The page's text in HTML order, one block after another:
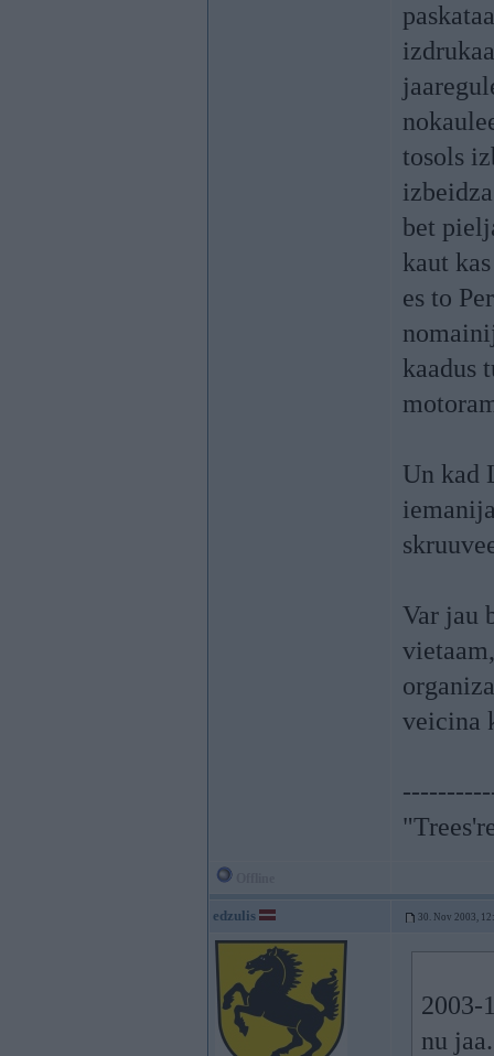
tosols
bet
kaut
es to
kaadus
Un kad
Var jau
veicina
edzulis 30. Nov 2003,
2003-
nu